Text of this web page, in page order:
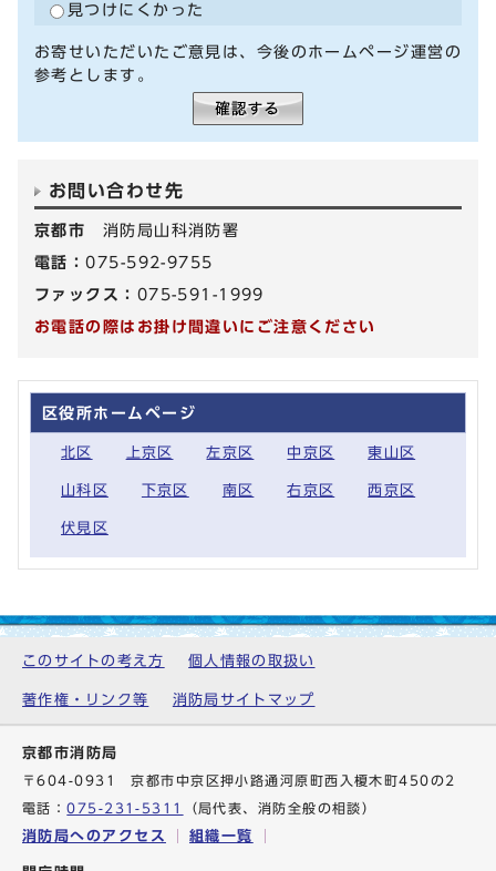
見つけにくかった
お寄せいただいたご意見は、今後のホームページ運営の
参考とします。
お問い合わせ先
京都市 消防局山科消防署
電話：075-592-9755
ファックス： 075-591-1999
お電話の際はお掛け間違いにご注意ください
区役所ホームページ
北区 上京区 左京区 中京区 東山区
山科区 下京区 南区 右京区 西京区
伏見区
このサイトの考え方 個人情報の取扱い
著作権・リンク等 消防局サイトマップ
京都市消防局
〒604-0931 京都市中京区押小路通河原町西入榎木町450の2
電話：075-231-5311 （局代表、消防全般の相談）
消防局へのアクセス 組織一覧